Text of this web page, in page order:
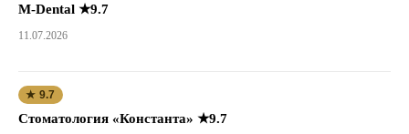
M-Dental ★9.7
11.07.2026
★ 9.7
Стоматология «Константа» ★9.7